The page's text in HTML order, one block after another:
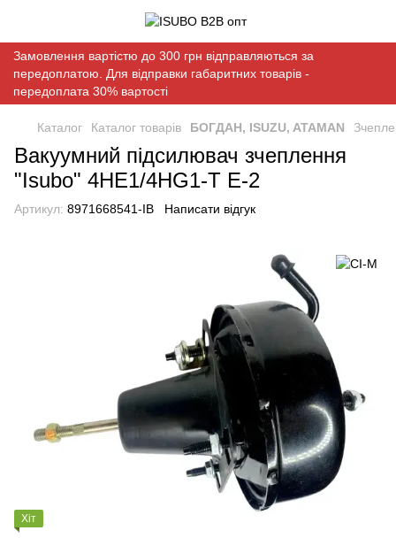
Замовлення вартістю до 300 грн відправляються за
передоплатою. Для відправки габаритних товарів -
передоплата 30% вартості
Каталог Каталог товарів БОГДАН, ISUZU, ATAMAN
Вакуумний підсилювач зчеплення
"Isubo" 4HE1/4HG1-T Е-2
Артикул: 8971668541-IB Написати відгук
Хіт